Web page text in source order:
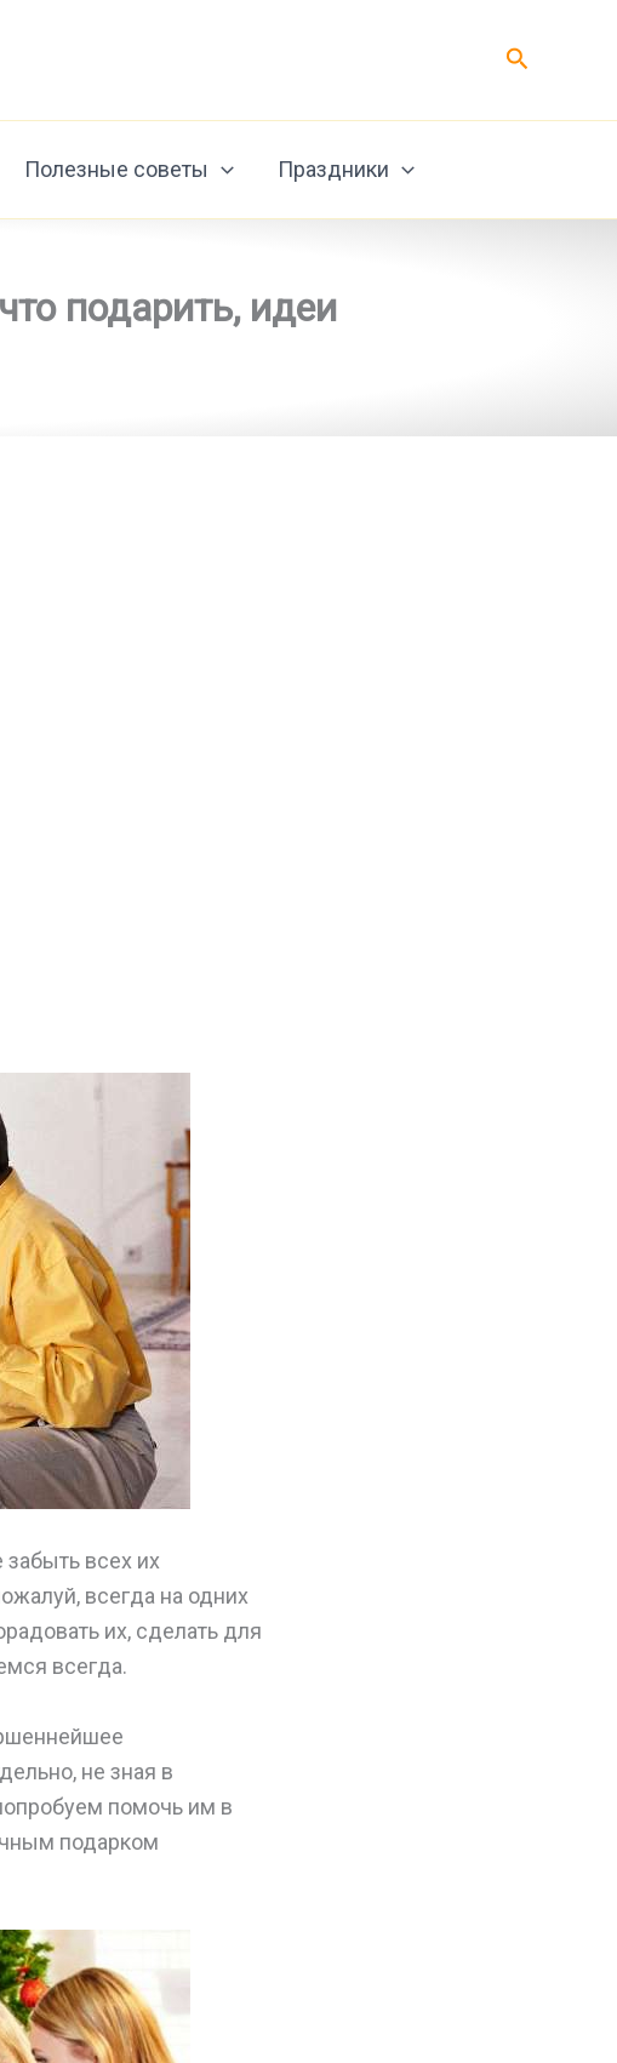
Поиск
Полезные советы Праздники
подарить, идеи
всех их
всегда на одних
их, сделать для
всегда.
не зная в
помочь им в
подарком